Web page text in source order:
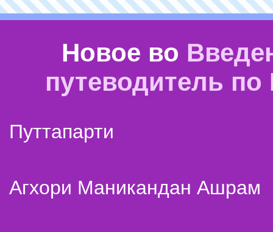
Новое во
путеводитель
Путтапарти
Агхори Маникандан Ашрам